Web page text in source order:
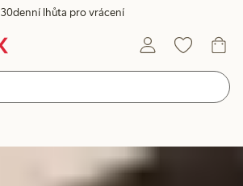
30denní lhůta pro vrácení